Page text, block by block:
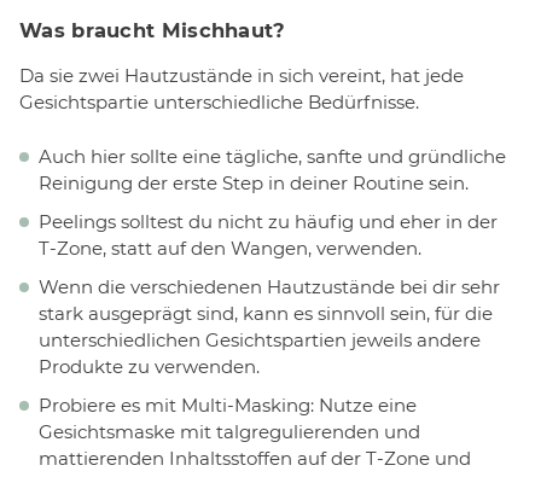
Was braucht Mischhaut?
Da sie zwei Hautzustände in sich vereint, hat jede
Gesichtspartie unterschiedliche Bedürfnisse.
Auch hier sollte eine tägliche, sanfte und gründliche
Reinigung der erste Step in deiner Routine sein.
Peelings solltest du nicht zu häufig und eher in der
T-Zone, statt auf den Wangen, verwenden.
Wenn die verschiedenen Hautzustände bei dir sehr
stark ausgeprägt sind, kann es sinnvoll sein, für die
unterschiedlichen Gesichtspartien jeweils andere
Produkte zu verwenden.
Probiere es mit Multi-Masking: Nutze eine
Gesichtsmaske mit talgregulierenden und
mattierenden Inhaltsstoffen auf der T-Zone und